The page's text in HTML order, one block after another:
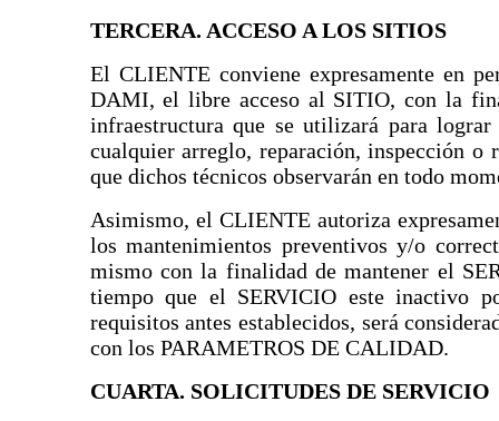
TERCERA. ACCESO A LOS SITIOS
El CLIENTE conviene expresamente en
DAMI, el libre acceso al SITIO, con la
infraestructura que se utilizará para
cualquier arreglo, reparación, inspección
que dichos técnicos observarán en todo
Asimismo, el CLIENTE autoriza
los mantenimientos preventivos y/o
mismo con la finalidad de mantener el
tiempo que el SERVICIO este inactivo
requisitos antes establecidos, será
con los PARAMETROS DE CALIDAD.
CUARTA. SOLICITUDES DE SERVICIO